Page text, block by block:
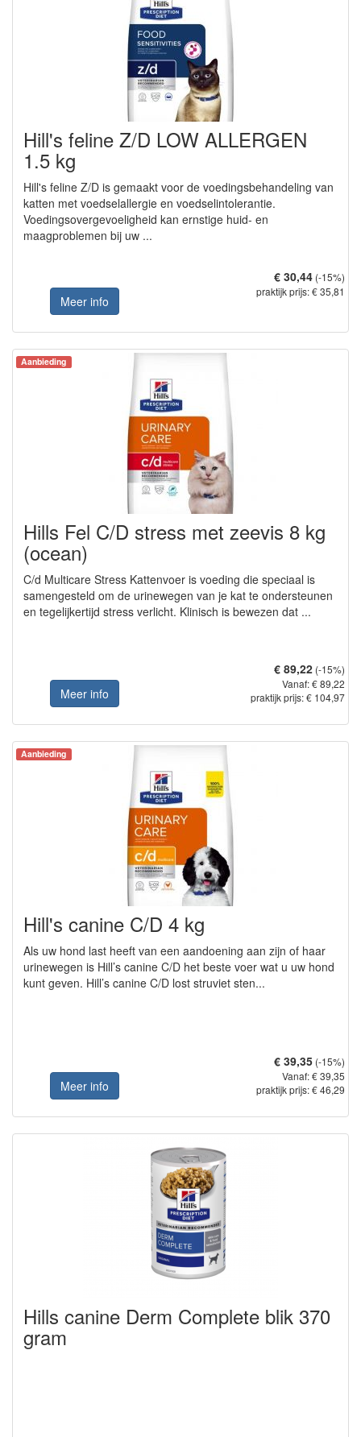
Hill's feline Z/D LOW ALLERGEN
1.5 kg
Hill's feline Z/D is gemaakt voor de voedingsbehandeling van
katten met voedselallergie en voedselintolerantie.
Voedingsovergevoeligheid kan ernstige huid- en
maagproblemen bij uw ...
Meer info
€ 30,44 (-15%)
praktijk prijs: € 35,81
Aanbieding
Hills Fel C/D stress met zeevis 8 kg
(ocean)
C/d Multicare Stress Kattenvoer is voeding die speciaal is
samengesteld om de urinewegen van je kat te ondersteunen
en tegelijkertijd stress verlicht. Klinisch is bewezen dat ...
Meer info
€ 89,22 (-15%)
Vanaf: € 89,22
praktijk prijs: € 104,97
Aanbieding
Hill's canine C/D 4 kg
Als uw hond last heeft van een aandoening aan zijn of haar
urinewegen is Hill’s canine C/D het beste voer wat u uw hond
kunt geven. Hill’s canine C/D lost struviet sten...
Meer info
€ 39,35 (-15%)
Vanaf: € 39,35
praktijk prijs: € 46,29
Hills canine Derm Complete blik 370
gram